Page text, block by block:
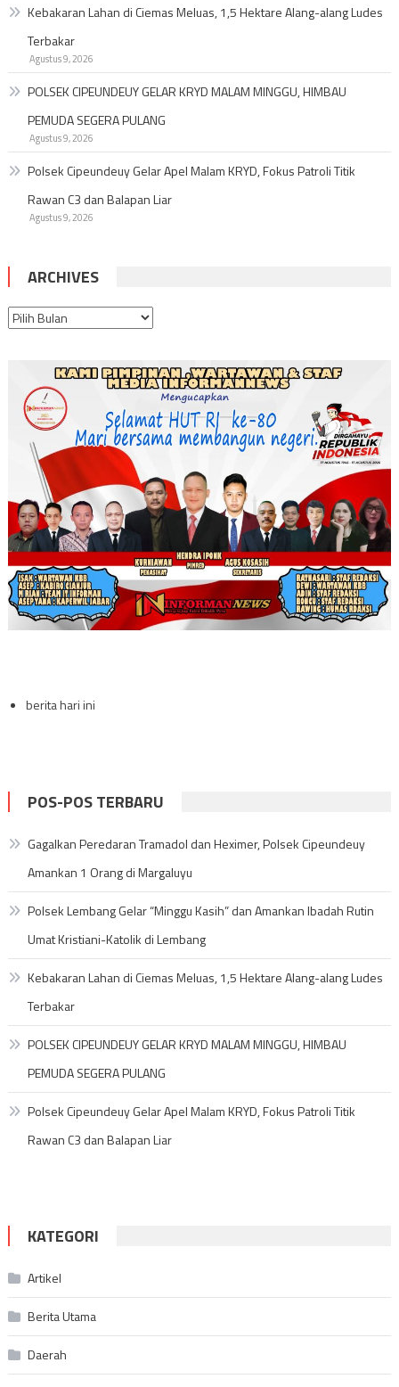
Kebakaran Lahan di Ciemas Meluas, 1,5 Hektare Alang-alang Ludes
Terbakar
Agustus 9, 2026
POLSEK CIPEUNDEUY GELAR KRYD MALAM MINGGU, HIMBAU
PEMUDA SEGERA PULANG
Agustus 9, 2026
Polsek Cipeundeuy Gelar Apel Malam KRYD, Fokus Patroli Titik
Rawan C3 dan Balapan Liar
Agustus 9, 2026
ARCHIVES
Archives
berita hari ini
POS-POS TERBARU
Gagalkan Peredaran Tramadol dan Heximer, Polsek Cipeundeuy
Amankan 1 Orang di Margaluyu
Polsek Lembang Gelar “Minggu Kasih” dan Amankan Ibadah Rutin
Umat Kristiani-Katolik di Lembang
Kebakaran Lahan di Ciemas Meluas, 1,5 Hektare Alang-alang Ludes
Terbakar
POLSEK CIPEUNDEUY GELAR KRYD MALAM MINGGU, HIMBAU
PEMUDA SEGERA PULANG
Polsek Cipeundeuy Gelar Apel Malam KRYD, Fokus Patroli Titik
Rawan C3 dan Balapan Liar
KATEGORI
Artikel
Berita Utama
Daerah